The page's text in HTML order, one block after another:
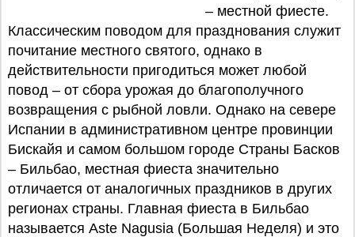
– местной фиесте.
Классическим поводом для празднования служит
почитание местного святого, однако в
действительности пригодиться может любой
повод – от сбора урожая до благополучного
возвращения с рыбной ловли. Однако на севере
Испании в административном центре провинции
Бискайя и самом большом городе Страны Басков
– Бильбао, местная фиеста значительно
отличается от аналогичных праздников в других
регионах страны. Главная фиеста в Бильбао
называется Aste Nagusia (Большая Неделя) и это